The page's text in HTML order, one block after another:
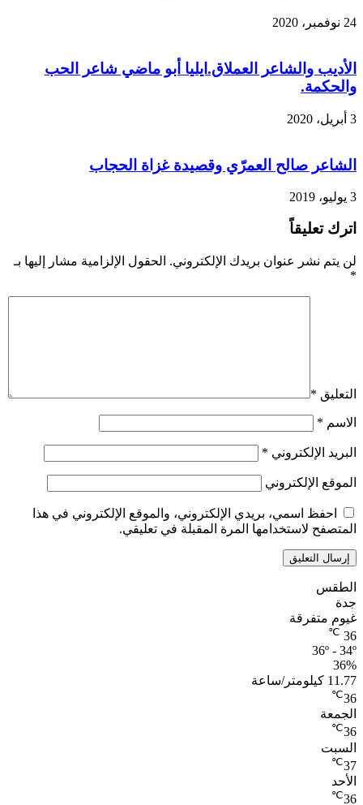
24 نوفمبر، 2020
الأديب والشاعر العملاق.ايليا أبو ماضي شاعر الحب
والحكمة.
3 أبريل، 2020
الشاعر صالح العمرّي وقصيدة غزاة الحجاب
3 يوليو، 2019
اترك تعليقاً
لن يتم نشر عنوان بريدك الإلكتروني. الحقول الإلزامية مشار إليها بـ
*
التعليق *
الاسم *
البريد الإلكتروني *
الموقع الإلكتروني
احفظ اسمي، بريدي الإلكتروني، والموقع الإلكتروني في هذا
المتصفح لاستخدامها المرة المقبلة في تعليقي.
الطقس
جدة
غيوم متفرقة
36
℃
36º - 34º
36%
11.77 كيلومتر/ساعة
36
℃
الجمعة
36
℃
السبت
37
℃
الأحد
36
℃